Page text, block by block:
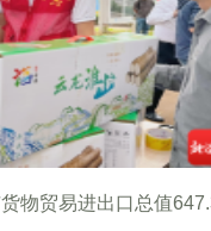
物贸易进出口总值